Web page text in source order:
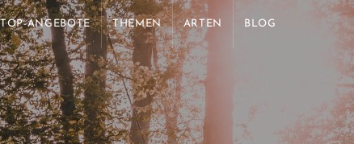
TOP-ANGEBOTE THEMEN ARTEN BLOG